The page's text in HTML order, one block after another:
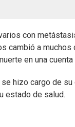
con
cambió a
en una
hizo cargo de
estado de salud.